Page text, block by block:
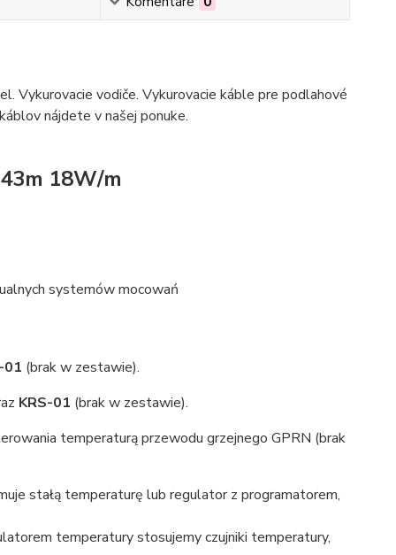
Vykurovacie vodiče. Vykurovacie káble pre podlahové
nájdete v našej ponuke.
18W/m
systemów mocowań
01 (brak w zestawie).
KRS-01 (brak w zestawie).
temperaturą przewodu grzejnego GPRN (brak
stałą temperaturę lub regulator z programatorem,
temperatury stosujemy czujniki temperatury,